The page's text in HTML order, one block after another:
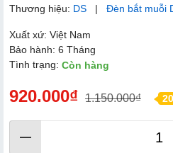
Thương hiệu: DS | Đèn bắt muỗi
Xuất xứ: Việt Nam
Bảo hành: 6 Tháng
Tình trạng: Còn hàng
920.000₫ 1.150.000₫